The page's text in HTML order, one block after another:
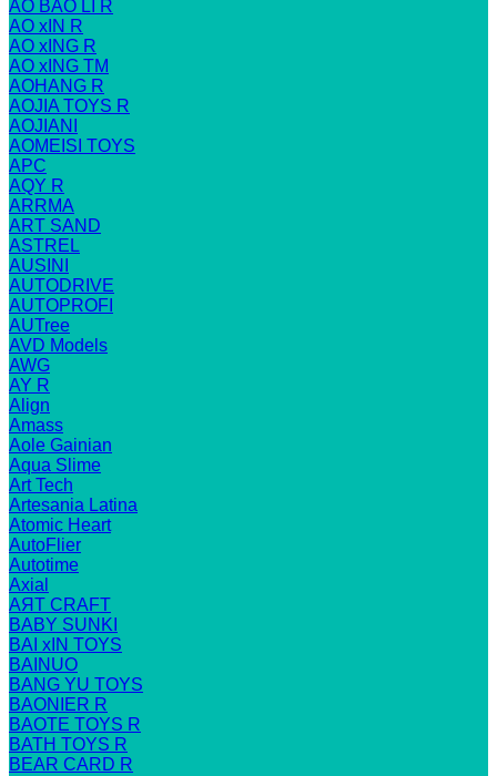
AO BAO LI R
AO xIN R
AO xING R
AO xING TM
AOHANG R
AOJIA TOYS R
AOJIANI
AOMEISI TOYS
APC
AQY R
ARRMA
ART SAND
ASTREL
AUSINI
AUTODRIVE
AUTOPROFI
AUTree
AVD Models
AWG
AY R
Align
Amass
Aole Gainian
Aqua Slime
Art Tech
Artesania Latina
Atomic Heart
AutoFlier
Autotime
Axial
AЯT CRAFT
BABY SUNKI
BAI xIN TOYS
BAINUO
BANG YU TOYS
BAONIER R
BAOTE TOYS R
BATH TOYS R
BEAR CARD R